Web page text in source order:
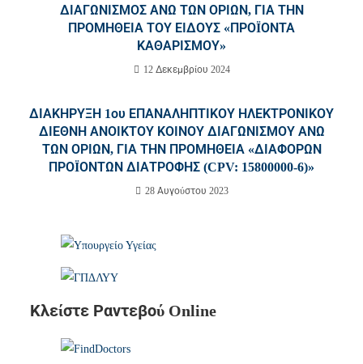
ΔΙΑΓΩΝΙΣΜΟΣ ΑΝΩ ΤΩΝ ΟΡΙΩΝ, ΓΙΑ ΤΗΝ
ΠΡΟΜΗΘΕΙΑ ΤΟΥ ΕΙΔΟΥΣ «ΠΡΟΪΟΝΤΑ
ΚΑΘΑΡΙΣΜΟΥ»
12 Δεκεμβρίου 2024
ΔΙΑΚΗΡΥΞΗ 1ου ΕΠΑΝΑΛΗΠΤΙΚΟΥ ΗΛΕΚΤΡΟΝΙΚΟΥ
ΔΙΕΘΝΗ ΑΝΟΙΚΤΟΥ ΚΟΙΝΟΥ ΔΙΑΓΩΝΙΣΜΟΥ ΑΝΩ
ΤΩΝ ΟΡΙΩΝ, ΓΙΑ ΤΗΝ ΠΡΟΜΗΘΕΙΑ «ΔΙΑΦΟΡΩΝ
ΠΡΟΪΟΝΤΩΝ ΔΙΑΤΡΟΦΗΣ (CPV: 15800000-6)»
28 Αυγούστου 2023
Κλείστε Ραντεβού Online